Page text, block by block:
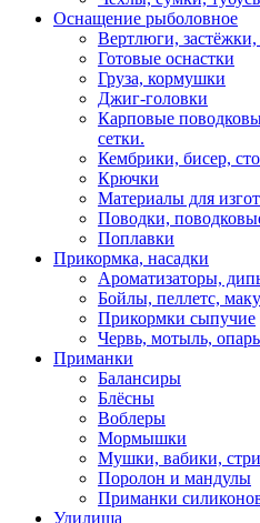
Оснащение рыболовное
Вертлюги,
Готовые оснастки
Груза, кормушки
Джиг-головки
Карповые
сетки.
Кембрики, бисер,
Крючки
Материалы для
Поводки,
Поплавки
Прикормка, насадки
Ароматизаторы,
Бойлы, пеллетс,
Прикормки сыпучие
Червь, мотыль,
Приманки
Балансиры
Блёсны
Воблеры
Мормышки
Мушки, вабики,
Поролон и мандулы
Приманки
Удилища